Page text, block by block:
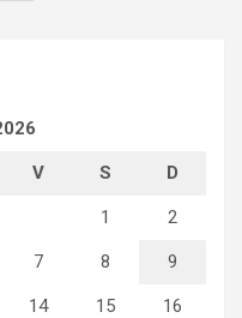
V S D
1 2
7 8 9
14 15 16